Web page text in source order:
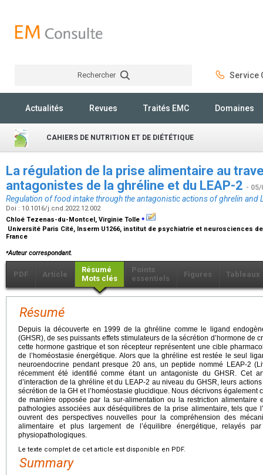
Rechercher Service
Actualités Revues Traités EMC Domaines
CAHIERS DE NUTRITION ET DE DIÉTÉTIQUE
La régulation de la prise alimentaire au
antagonistes de la ghréline et du LEAP-2 - 05/
Regulation of food intake through the antagonistic actions of ghrelin and
Doi : 10.1016/j.cnd.2022.12.002
Chloé Tezenas-du-Montcel, Virginie Tolle ⁎
Université Paris Cité, Inserm U1266, institut de psychiatrie et neurosciences de
France
⁎Auteur correspondant.
PDF Article
Résumé
Mots clés
Points
essentiels
Figures Tableaux
Résumé
Depuis la découverte en 1999 de la ghréline comme le ligand
(GHSR), de ses puissants effets stimulateurs de la sécrétion d’hormone de
cette hormone gastrique et son récepteur représentent une cible
de l’homéostasie énergétique. Alors que la ghréline est restée le seul
neuroendocrine pendant presque 20 ans, un peptide nommé LEAP-2
récemment été identifié comme étant un antagoniste du GHSR. Cet
d’interaction de la ghréline et du LEAP-2 au niveau du GHSR, leurs
sécrétion de la GH et l’homéostasie glucidique. Nous décrivons également
de manière opposée par la sur-alimentation ou la restriction alimentaire
pathologies associées aux déséquilibres de la prise alimentaire, tels que
ouvrent des perspectives nouvelles pour la compréhension des
alimentaire et plus largement de l’équilibre énergétique, relayés
physiopathologiques.
Le texte complet de cet article est disponible en PDF.
Summary